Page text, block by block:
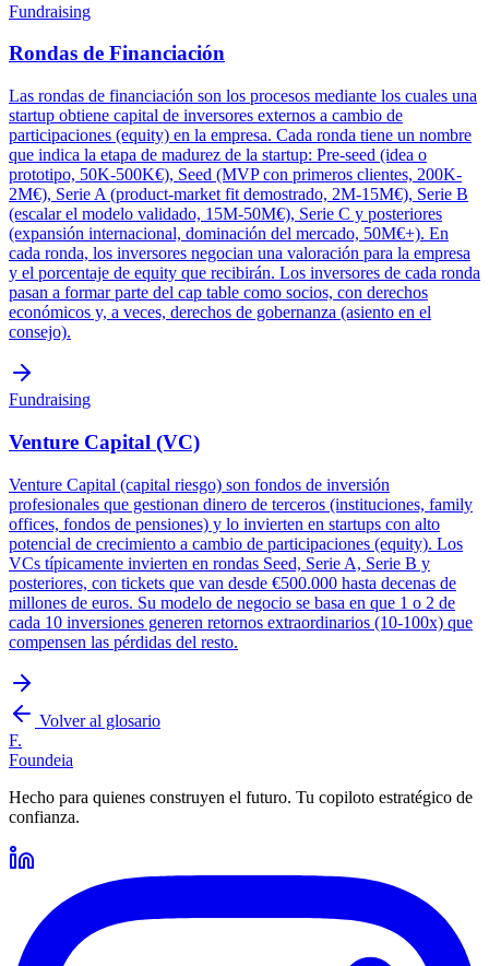
Fundraising
Rondas de Financiación
Las rondas de financiación son los procesos mediante los cuales una
startup obtiene capital de inversores externos a cambio de
participaciones (equity) en la empresa. Cada ronda tiene un nombre
que indica la etapa de madurez de la startup: Pre-seed (idea o
prototipo, 50K-500K€), Seed (MVP con primeros clientes, 200K-
2M€), Serie A (product-market fit demostrado, 2M-15M€), Serie B
(escalar el modelo validado, 15M-50M€), Serie C y posteriores
(expansión internacional, dominación del mercado, 50M€+). En
cada ronda, los inversores negocian una valoración para la empresa
y el porcentaje de equity que recibirán. Los inversores de cada ronda
pasan a formar parte del cap table como socios, con derechos
económicos y, a veces, derechos de gobernanza (asiento en el
consejo).
Fundraising
Venture Capital (VC)
Venture Capital (capital riesgo) son fondos de inversión
profesionales que gestionan dinero de terceros (instituciones, family
offices, fondos de pensiones) y lo invierten en startups con alto
potencial de crecimiento a cambio de participaciones (equity). Los
VCs típicamente invierten en rondas Seed, Serie A, Serie B y
posteriores, con tickets que van desde €500.000 hasta decenas de
millones de euros. Su modelo de negocio se basa en que 1 o 2 de
cada 10 inversiones generen retornos extraordinarios (10-100x) que
compensen las pérdidas del resto.
Volver al glosario
F.
Foundeia
Hecho para quienes construyen el futuro. Tu copiloto estratégico de
confianza.